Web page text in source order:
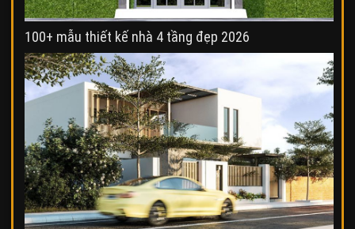
100+ mẫu thiết kế nhà 4 tầng đẹp 2026